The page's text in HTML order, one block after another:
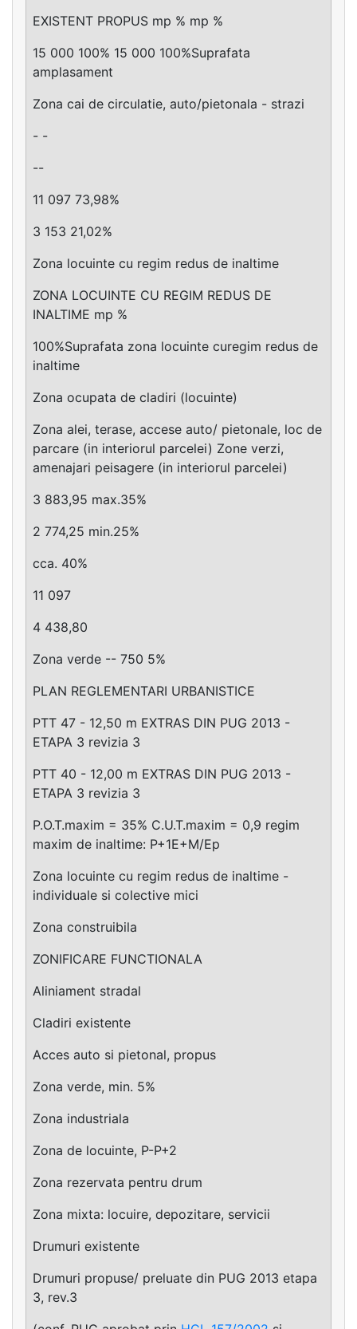
EXISTENT PROPUS mp % mp %
15 000 100% 15 000 100%Suprafata
amplasament
Zona cai de circulatie, auto/pietonala - strazi
- -
--
11 097 73,98%
3 153 21,02%
Zona locuinte cu regim redus de inaltime
ZONA LOCUINTE CU REGIM REDUS DE
INALTIME mp %
100%Suprafata zona locuinte curegim redus de
inaltime
Zona ocupata de cladiri (locuinte)
Zona alei, terase, accese auto/ pietonale, loc de
parcare (in interiorul parcelei) Zone verzi,
amenajari peisagere (in interiorul parcelei)
3 883,95 max.35%
2 774,25 min.25%
cca. 40%
11 097
4 438,80
Zona verde -- 750 5%
PLAN REGLEMENTARI URBANISTICE
PTT 47 - 12,50 m EXTRAS DIN PUG 2013 -
ETAPA 3 revizia 3
PTT 40 - 12,00 m EXTRAS DIN PUG 2013 -
ETAPA 3 revizia 3
P.O.T.maxim = 35% C.U.T.maxim = 0,9 regim
maxim de inaltime: P+1E+M/Ep
Zona locuinte cu regim redus de inaltime -
individuale si colective mici
Zona construibila
ZONIFICARE FUNCTIONALA
Aliniament stradal
Cladiri existente
Acces auto si pietonal, propus
Zona verde, min. 5%
Zona industriala
Zona de locuinte, P-P+2
Zona rezervata pentru drum
Zona mixta: locuire, depozitare, servicii
Drumuri existente
Drumuri propuse/ preluate din PUG 2013 etapa
3, rev.3